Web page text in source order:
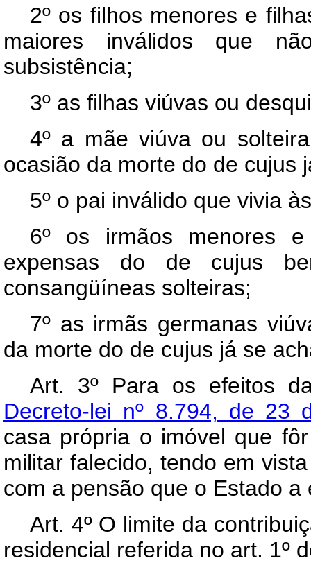
2º os filhos menores e
maiores inválidos que
subsistência;
3º as filhas viúvas ou
4º a mãe viúva ou
ocasião da morte do de cujus
5º o pai inválido que vivia
6º os irmãos menores
expensas do de cujus
consangüíneas solteiras;
7º as irmãs germanas
da morte do de cujus já se
Art. 3º Para os efeitos
Decreto-lei nº 8.794, de 23
casa própria o imóvel que
militar falecido, tendo em
com a pensão que o Estado a
Art. 4º O limite da
residencial referida no art. 1º